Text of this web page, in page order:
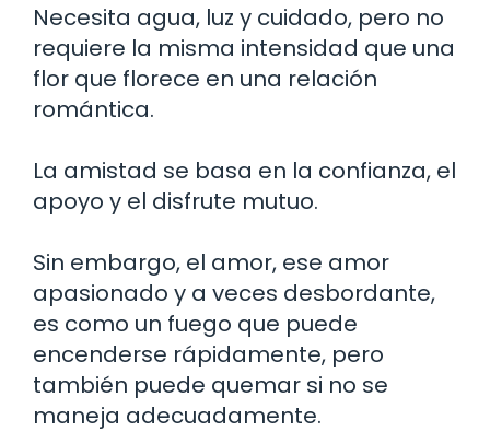
Necesita agua, luz y cuidado, pero no
requiere la misma intensidad que una
flor que florece en una relación
romántica.
La amistad se basa en la confianza, el
apoyo y el disfrute mutuo.
Sin embargo, el amor, ese amor
apasionado y a veces desbordante,
es como un fuego que puede
encenderse rápidamente, pero
también puede quemar si no se
maneja adecuadamente.